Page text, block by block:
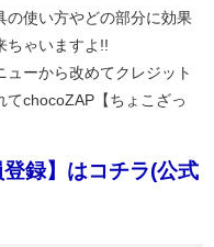
の使い方やどの部分に効果
ちゃいますよ!!
ーから改めてクレジット
てchocoZAP【ちょこざっ
録】はコチラ(公式